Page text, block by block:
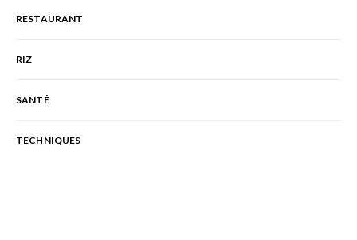
RESTAURANT
RIZ
SANTÉ
TECHNIQUES